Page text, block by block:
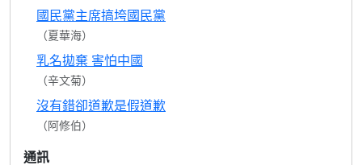
國民黨主席搞垮國民黨
（夏華海）
乳名拋棄 害怕中國
（辛文菊）
沒有錯卻道歉是假道歉
（阿修伯）
通訊